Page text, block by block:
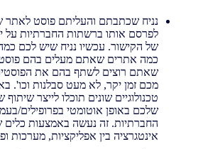
נניח שכתבתם והעליתם פוסט לאתר
לפרסם אותו ברשתות החברתיות על
של הקישור. עכשיו נניח שיש לכם
כמה אתרים שאתם מעלים בהם
שאתם רוצים לשתף בהם את
מכם זמן יקר, לא מעט סבלנות וכו'.
טכנולוגיים שונים תוכלו לייצר
שלכם באופן אוטומטי בפרופילים/
החברתיות. זה נעשה באמצעות כלים
אינטגרציה בין אפליקציות, מערכות